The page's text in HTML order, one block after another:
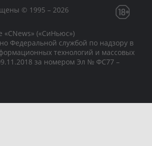
© 1995 – 2026
«CNews» («СиНьюс»)
Федеральной службой по надзору в
технологий и массовых
за номером Эл № ФС77 –